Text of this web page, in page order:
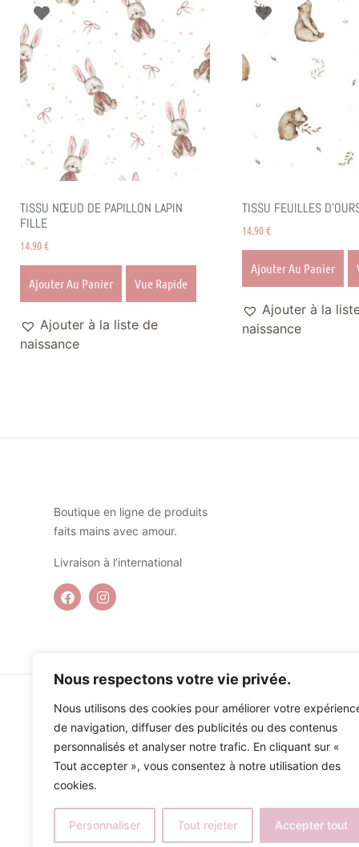
Nous respectons votre vie privée.
Nous utilisons des cookies pour améliorer votre
de navigation, diffuser des publicités ou des contenus
personnalisés et analyser notre trafic. En cliquant sur «
Tout accepter », vous consentez à notre utilisation des
cookies.
Personnaliser Tout rejeter Accepter tout
TISSU NŒUD DE PAPILLON LAPIN
FILLE
14.90€
Ajouter Au Panier Vue Rapide
Ajouter à la liste de
naissance
TISSU FEUILLES
14.90€
Ajouter Au Panier
Ajouter à la
naissance
Boutique en ligne de produits
faits mains avec amour.
Livraison à l’international